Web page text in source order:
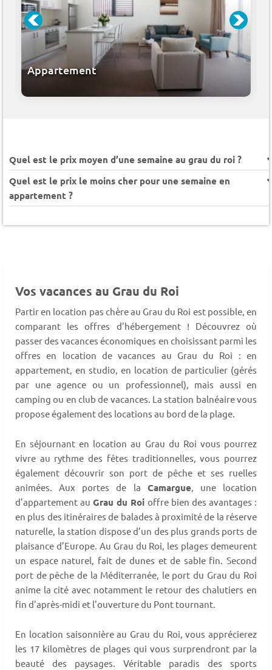
Appartement
Quel est le prix moyen d’une semaine au grau du roi ?
Quel est le prix le moins cher pour une semaine en
appartement ?
Vos vacances au Grau du Roi
Partir en location pas chère au Grau du Roi est possible, en
comparant les offres d’hébergement ! Découvrez où
passer des vacances économiques en choisissant parmi les
offres en location de vacances au Grau du Roi : en
appartement, en studio, en location de particulier (gérés
par une agence ou un professionnel), mais aussi en
camping ou en club de vacances. La station balnéaire vous
propose également des locations au bord de la plage.
En séjournant en location au Grau du Roi vous pourrez
vivre au rythme des fêtes traditionnelles, vous pourrez
également découvrir son port de pêche et ses ruelles
animées. Aux portes de la Camargue, une location
d’appartement auGrau du Roi offre bien des avantages :
en plus des itinéraires de balades à proximité de la réserve
naturelle, la station dispose d’un des plus grands ports de
plaisance d’Europe. Au Grau du Roi, les plages demeurent
un espace naturel, fait de dunes et de sabIe fin. Second
port de pêche de la Méditerranée, le port du Grau du Roi
anime la cité avec notamment le retour des chalutiers en
fin d'après-midi et l'ouverture du Pont tournant.
En location saisonnière au Grau du Roi, vous apprécierez
les 17 kilomètres de plages qui vous surprendront par la
beauté des paysages. Véritable paradis des sports